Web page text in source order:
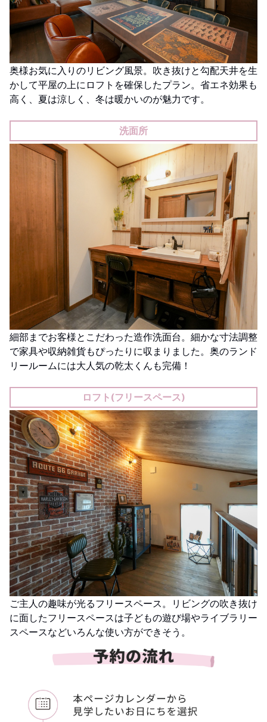
奥様お気に入りのリビング風景。吹き抜けと勾配天井を生
かして平屋の上にロフトを確保したプラン。省エネ効果も
高く、夏は涼しく、冬は暖かいのが魅力です。
洗面所
細部までお客様とこだわった造作洗面台。細かな寸法調整
で家具や収納雑貨もぴったりに収まりました。奥のランド
リールームには大人気の乾太くんも完備！
ロフト(フリースペース)
ご主人の趣味が光るフリースペース。リビングの吹き抜け
に面したフリースペースは子どもの遊び場やライブラリー
スペースなどいろんな使い方ができそう。